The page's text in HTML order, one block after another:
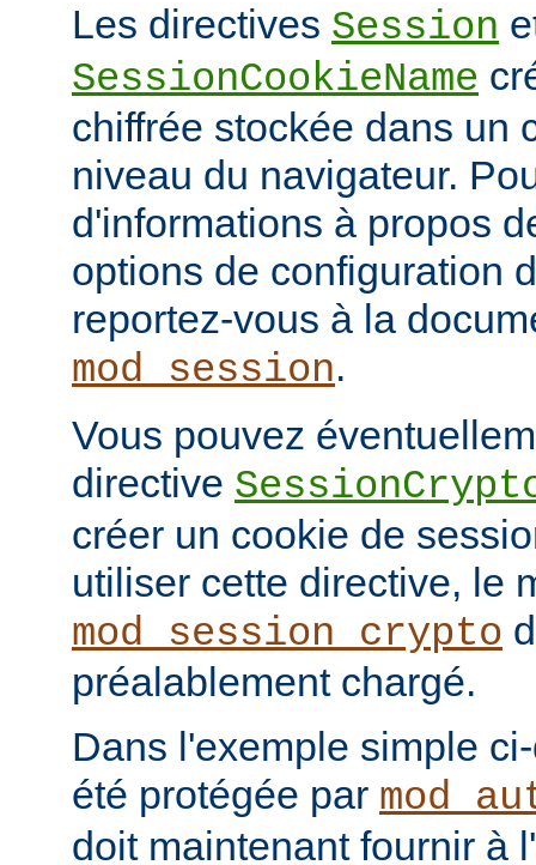
Les directives Session
SessionCookieName
chiffrée stockée dans un
niveau du navigateur.
d'informations à propos
options de configuration
reportez-vous à la
mod_session.
Vous pouvez
directive
créer un cookie de
utiliser cette directive, le
mod_session_crypto
préalablement chargé.
Dans l'exemple simple
été protégée par
doit maintenant fournir à